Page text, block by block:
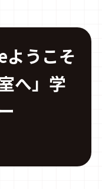
ようこそ
へ」学